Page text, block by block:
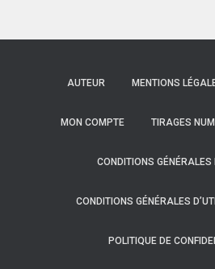
AUTEUR MENTIONS
MON COMPTE TIRAGES
CONDITIONS GÉNÉRALES
CONDITIONS GÉNÉRALES
POLITIQUE DE